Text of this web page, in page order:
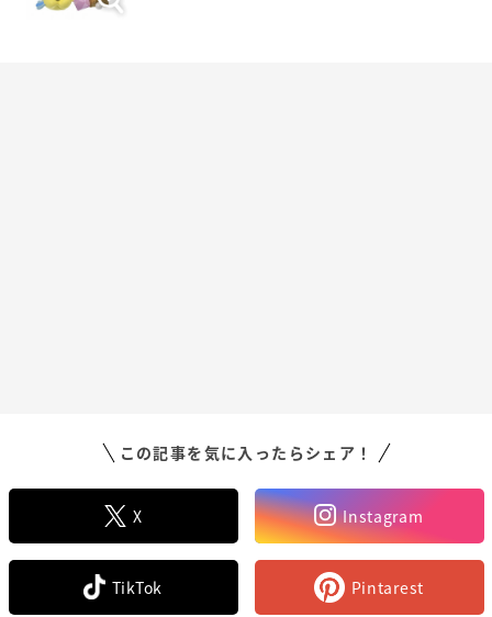
この記事を気に入ったらシェア！
X Instagram
TikTok Pintarest